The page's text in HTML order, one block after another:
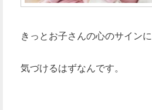
きっとお子さんの心のサインに
気づけるはずなんです。